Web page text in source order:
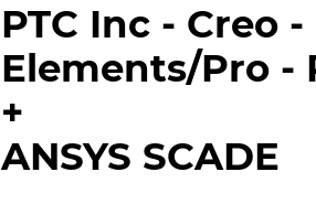
PTC Inc - Creo
Elements/Pro
+
ANSYS SCADE